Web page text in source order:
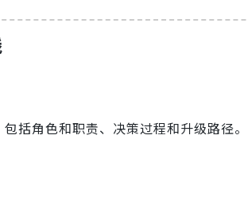
括角色和职责、决策过程和升级路径